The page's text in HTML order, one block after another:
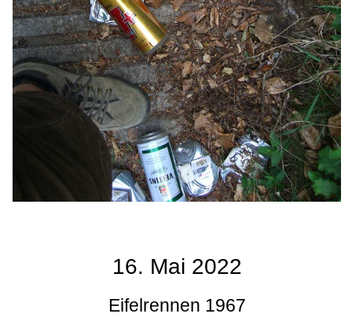
16. Mai 2022
Eifelrennen 1967